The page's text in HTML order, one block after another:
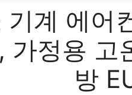
기계 에어
가정용 고
방